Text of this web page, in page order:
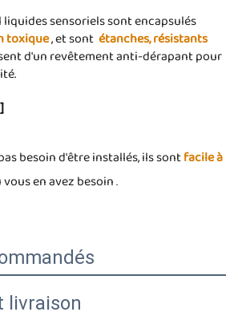
liquides sensoriels sont encapsulés
toxique , et sont étanches, résistants
d'un revêtement anti-dérapant pour
besoin d'être installés, ils sont facile à
en avez besoin
livraison